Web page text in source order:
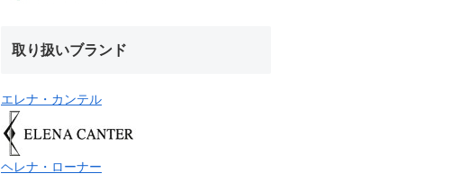
取り扱いブランド
エレナ・カンテル
ヘレナ・ローナー